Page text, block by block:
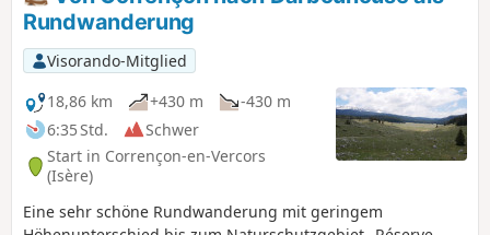
Rundwanderung
Visorando-Mitglied
18,86 km
+430 m
-430 m
6:35 Std.
Schwer
Start in Corrençon-en-Vercors
(Isère)
Eine sehr schöne Rundwanderung mit geringem